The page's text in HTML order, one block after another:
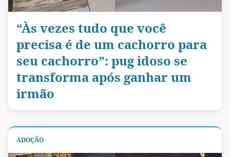
“Às vezes tudo que você
precisa é de um cachorro para
seu cachorro”: pug idoso se
transforma após ganhar um
irmão
ADOÇÃO